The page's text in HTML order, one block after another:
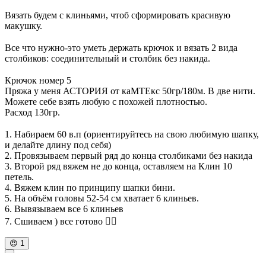
Вязать будем с клиньями, чтоб сформировать красивую
макушку.
Все что нужно-это уметь держать крючок и вязать 2 вида
столбиков: соединительный и столбик без накида.
Крючок номер 5
Пряжа у меня АСТОРИЯ от каМТЕкс 50гр/180м. В две нити.
Можете себе взять любую с похожей плотностью.
Расход 130гр.
1. Набираем 60 в.п (ориентируйтесь на свою любимую шапку,
и делайте длину под себя)
2. Провязываем первый ряд до конца столбиками без накида
3. Второй ряд вяжем не до конца, оставляем на Клин 10
петель.
4. Вяжем клин по принципу шапки бини.
5. На объём головы 52-54 см хватает 6 клиньев.
6. Вывязываем все 6 клиньев
7. Сшиваем ) все готово 👌🏻
😍 1